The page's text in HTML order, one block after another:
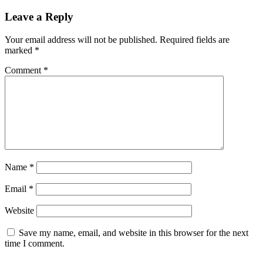
Leave a Reply
Your email address will not be published. Required fields are
marked *
Comment *
Name *
Email *
Website
Save my name, email, and website in this browser for the next
time I comment.